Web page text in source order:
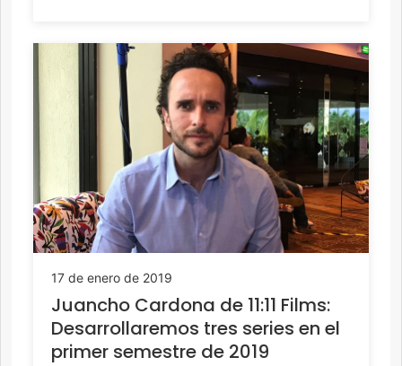
17 de enero de 2019
Juancho Cardona de 11:11 Films:
Desarrollaremos tres series en el
primer semestre de 2019